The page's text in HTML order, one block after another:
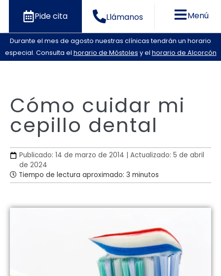
Llámanos
Pide cita Menú
Durante el mes de agosto nuestras clínicas tendrán un horario
especial. Consulta el horario de Móstoles y el horario de Alcorcón
Cómo cuidar mi
cepillo dental
Publicado: 14 de marzo de 2014 | Actualizado: 5 de abril
de 2024
Tiempo de lectura aproximado: 3 minutos